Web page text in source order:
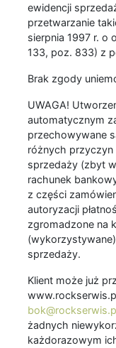
ewidencji
przetwarzanie
sierpnia 1997 r. o
133, poz. 833) z
Brak zgody
UWAGA!
automatycznym
przechowywane
różnych przyczyn
sprzedaży (zbyt
rachunek
z części
autoryzacji
zgromadzone na
sprzedaży.
Klient może już
żadnych
każdorazowym